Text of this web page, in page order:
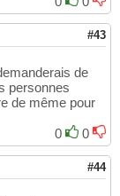
#43
de
personnes
de même pour
0
0
#44